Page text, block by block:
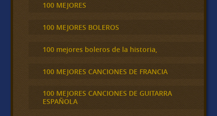
100 MEJORES
100 MEJORES BOLEROS
100 mejores boleros de la historia,
100 MEJORES CANCIONES DE FRANCIA
100 MEJORES CANCIONES DE GUITARRA
ESPAÑOLA